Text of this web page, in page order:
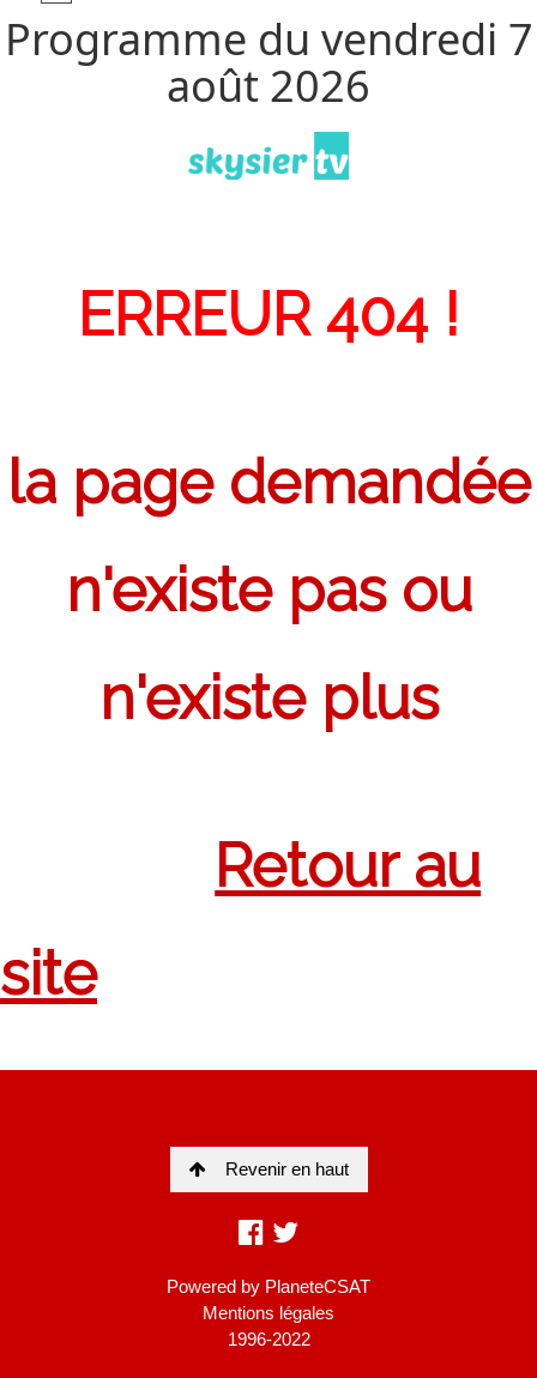
Programme du vendredi 7
août 2026
Revenir en haut
Powered by PlaneteCSAT
Mentions légales
1996-2022